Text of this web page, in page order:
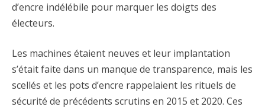
d’encre indélébile pour marquer les doigts des
électeurs.
Les machines étaient neuves et leur implantation
s’était faite dans un manque de transparence, mais les
scellés et les pots d’encre rappelaient les rituels de
sécurité de précédents scrutins en 2015 et 2020. Ces